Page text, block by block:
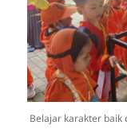
Belajar karakter baik